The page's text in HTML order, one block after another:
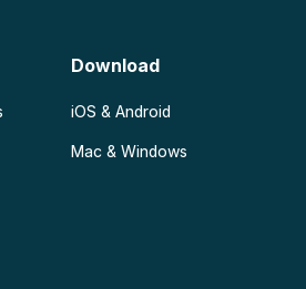
Download
iOS & Android
Mac & Windows